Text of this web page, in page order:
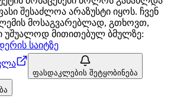
შესაძლოა არაზუსტი იყოს. ჩვენ
მოსაგვარებლად, გთხოვთ,
უშუალოდ მითითებულ ბმულზე:
საიტზე
ფასდაკლების შეტყობინება